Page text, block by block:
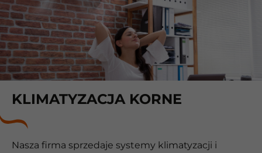
KLIMATYZACJA KORNE
Nasza firma sprzedaje systemy klimatyzacji i